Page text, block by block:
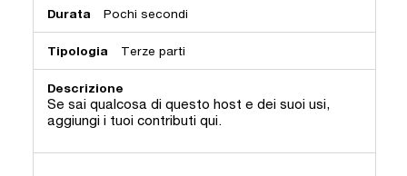
Pochi secondi
Terze parti
Se sai qualcosa di questo host e dei suoi usi,
aggiungi i tuoi contributi qui.